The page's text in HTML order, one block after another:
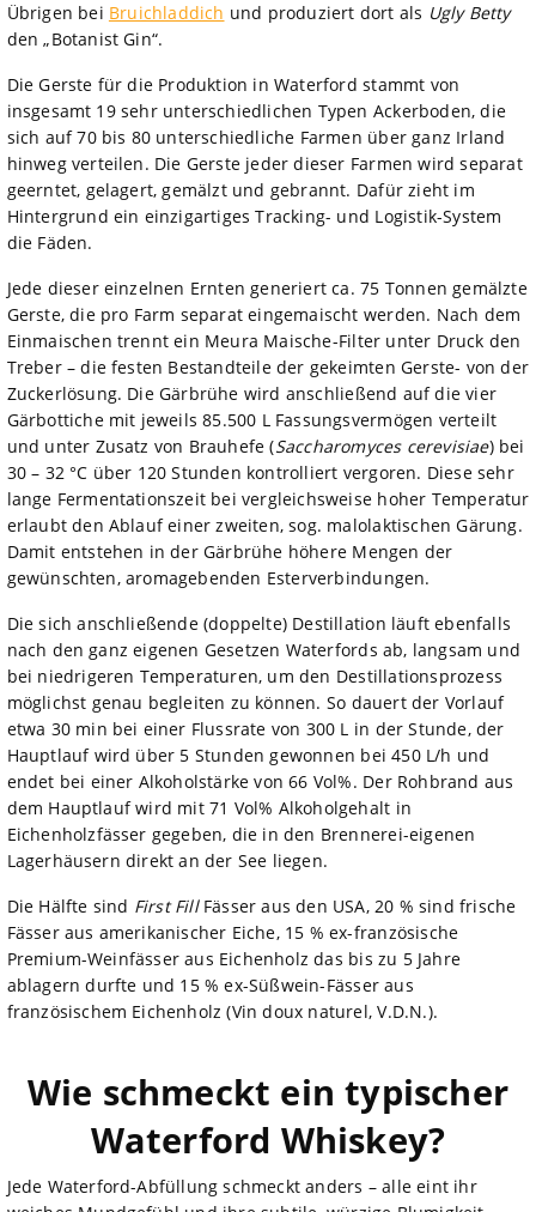
Übrigen bei Bruichladdich und produziert dort als Ugly Betty
den „Botanist Gin“.
Die Gerste für die Produktion in Waterford stammt von
insgesamt 19 sehr unterschiedlichen Typen Ackerboden, die
sich auf 70 bis 80 unterschiedliche Farmen über ganz Irland
hinweg verteilen. Die Gerste jeder dieser Farmen wird separat
geerntet, gelagert, gemälzt und gebrannt. Dafür zieht im
Hintergrund ein einzigartiges Tracking- und Logistik-System
die Fäden.
Jede dieser einzelnen Ernten generiert ca. 75 Tonnen gemälzte
Gerste, die pro Farm separat eingemaischt werden. Nach dem
Einmaischen trennt ein Meura Maische-Filter unter Druck den
Treber – die festen Bestandteile der gekeimten Gerste- von der
Zuckerlösung. Die Gärbrühe wird anschließend auf die vier
Gärbottiche mit jeweils 85.500 L Fassungsvermögen verteilt
und unter Zusatz von Brauhefe (Saccharomyces cerevisiae) bei
30 – 32 °C über 120 Stunden kontrolliert vergoren. Diese sehr
lange Fermentationszeit bei vergleichsweise hoher Temperatur
erlaubt den Ablauf einer zweiten, sog. malolaktischen Gärung.
Damit entstehen in der Gärbrühe höhere Mengen der
gewünschten, aromagebenden Esterverbindungen.
Die sich anschließende (doppelte) Destillation läuft ebenfalls
nach den ganz eigenen Gesetzen Waterfords ab, langsam und
bei niedrigeren Temperaturen, um den Destillationsprozess
möglichst genau begleiten zu können. So dauert der Vorlauf
etwa 30 min bei einer Flussrate von 300 L in der Stunde, der
Hauptlauf wird über 5 Stunden gewonnen bei 450 L/h und
endet bei einer Alkoholstärke von 66 Vol%. Der Rohbrand aus
dem Hauptlauf wird mit 71 Vol% Alkoholgehalt in
Eichenholzfässer gegeben, die in den Brennerei-eigenen
Lagerhäusern direkt an der See liegen.
Die Hälfte sind First FillFässer aus den USA, 20 % sind frische
Fässer aus amerikanischer Eiche, 15 % ex-französische
Premium-Weinfässer aus Eichenholz das bis zu 5 Jahre
ablagern durfte und 15 % ex-Süßwein-Fässer aus
französischem Eichenholz (Vin doux naturel, V.D.N.).
Wie schmeckt ein typischer
Waterford Whiskey?
Jede Waterford-Abfüllung schmeckt anders – alle eint ihr